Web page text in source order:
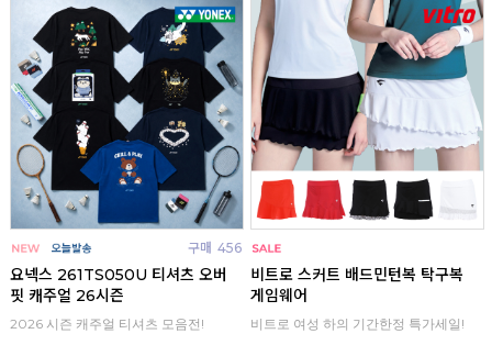
구매 456
요넥스 261TS050U 티셔츠 오버
핏 캐주얼 26시즌
2026 시즌 캐주얼 티셔츠 모음전!
비트로 스커트 배드민턴복 탁구복
게임웨어
비트로 여성 하의 기간한정 특가세일!